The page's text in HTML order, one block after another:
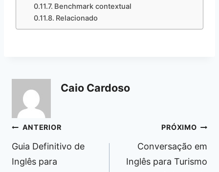
Benchmark contextual
Relacionado
Caio Cardoso
Navegação
de
Post
ANTERIOR
Guia Definitivo de
Inglês para
PRÓXIMO
Conversação em
Inglês para Turismo